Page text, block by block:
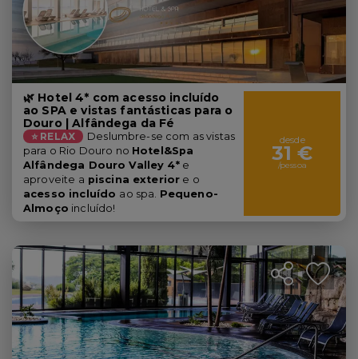
🌿 Hotel 4* com acesso incluído
ao SPA e vistas fantásticas para o
Douro | Alfândega da Fé
⭐ RELAX
Deslumbre-se com as vistas
para o Rio Douro no Hotel&Spa
Alfândega Douro Valley 4*e
aproveite a piscina exterior e o
acesso incluído ao spa. Pequeno-
Almoço incluído!
desde
31 €
/pessoa